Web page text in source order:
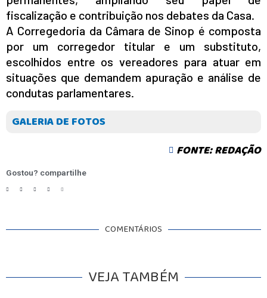
fiscalização e contribuição nos debates da Casa.
A Corregedoria da Câmara de Sinop é composta
por um corregedor titular e um substituto,
escolhidos entre os vereadores para atuar em
situações que demandem apuração e análise de
condutas parlamentares.
GALERIA DE FOTOS
FONTE: REDAÇÃO
Gostou? compartilhe
COMENTÁRIOS
VEJA TAMBÉM